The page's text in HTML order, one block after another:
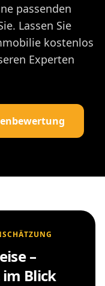
passenden
Lassen Sie
kostenlos
Experten
–
Blick